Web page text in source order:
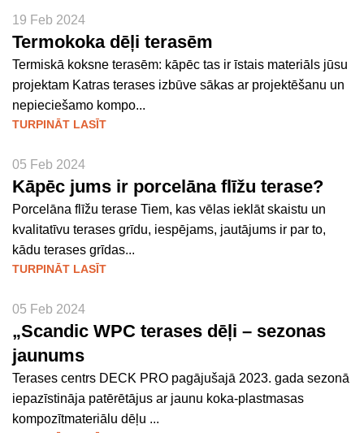
19 Feb 2024
Termokoka dēļi terasēm
Termiskā koksne terasēm: kāpēc tas ir īstais materiāls jūsu
projektam Katras terases izbūve sākas ar projektēšanu un
nepieciešamo kompo...
TURPINĀT LASĪT
05 Feb 2024
Kāpēc jums ir porcelāna flīžu terase?
Porcelāna flīžu terase Tiem, kas vēlas ieklāt skaistu un
kvalitatīvu terases grīdu, iespējams, jautājums ir par to,
kādu terases grīdas...
TURPINĀT LASĪT
05 Feb 2024
„Scandic WPC terases dēļi – sezonas
jaunums
Terases centrs DECK PRO pagājušajā 2023. gada sezonā
iepazīstināja patērētājus ar jaunu koka-plastmasas
kompozītmateriālu dēļu ...